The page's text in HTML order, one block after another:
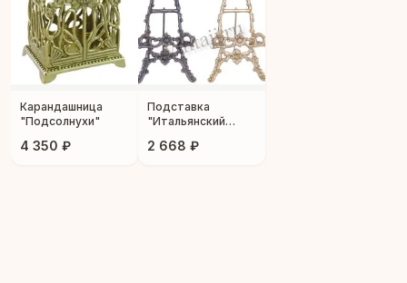
Карандашница
"Подсолнухи"
4 350 ₽
Подставка
"Итальянский
2 668 ₽